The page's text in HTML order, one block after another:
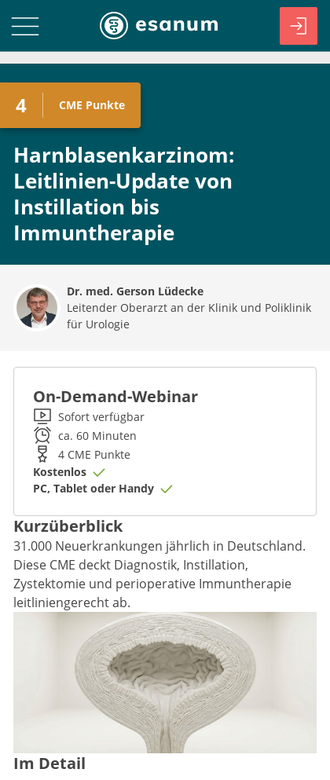
4 CME Punkte
Harnblasenkarzinom:
Leitlinien-Update von
Instillation bis
Immuntherapie
Dr. med. Gerson Lüdecke
Leitender Oberarzt an der Klinik und Poliklinik
für Urologie
On-Demand-Webinar
Sofort verfügbar
ca. 60 Minuten
4 CME Punkte
Kostenlos
PC, Tablet oder Handy
Kurzüberblick
31.000 Neuerkrankungen jährlich in Deutschland.
Diese CME deckt Diagnostik, Instillation,
Zystektomie und perioperative Immuntherapie
leitliniengerecht ab.
Im Detail